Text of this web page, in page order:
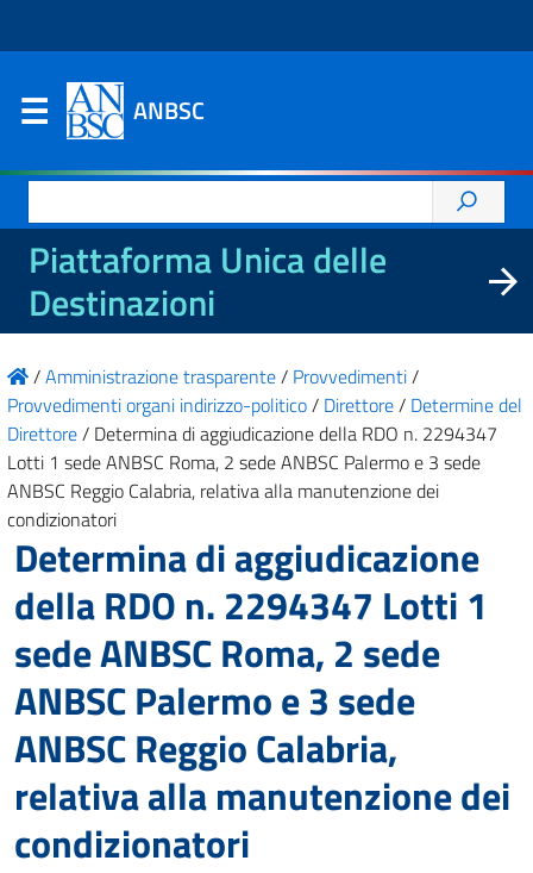
ANBSC
per:
Piattaforma Unica delle
Destinazioni
/Amministrazione trasparente/ Provvedimenti/
Provvedimenti organi indirizzo-politico/ Direttore/ Determine del
Direttore/ Determina di aggiudicazione della RDO n. 2294347
Lotti 1 sede ANBSC Roma, 2 sede ANBSC Palermo e 3 sede
ANBSC Reggio Calabria, relativa alla manutenzione dei
condizionatori
Determina di aggiudicazione
della RDO n. 2294347 Lotti 1
sede ANBSC Roma, 2 sede
ANBSC Palermo e 3 sede
ANBSC Reggio Calabria,
relativa alla manutenzione dei
condizionatori